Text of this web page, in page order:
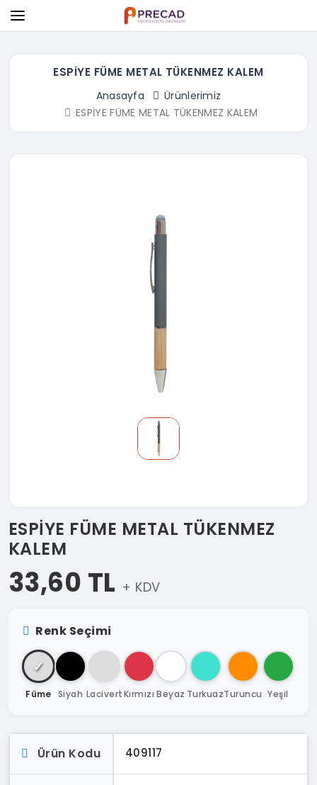
ESPİYE FÜME METAL TÜKENMEZ KALEM
Anasayfa
Ürünlerimiz
ESPİYE FÜME METAL TÜKENMEZ KALEM
ESPİYE FÜME METAL TÜKENMEZ
KALEM
33,60 TL + KDV
Renk Seçimi
✓
Füme Siyah LacivertKırmızı Beyaz TurkuazTuruncu Yeşil
Ürün Kodu 409117